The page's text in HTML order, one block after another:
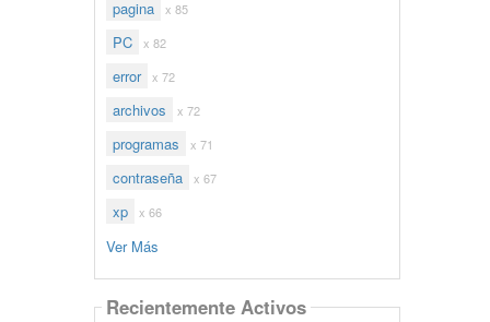
pagina x 85
PC x 82
error x 72
archivos x 72
programas x 71
contraseña x 67
xp x 66
Ver Más
Recientemente Activos